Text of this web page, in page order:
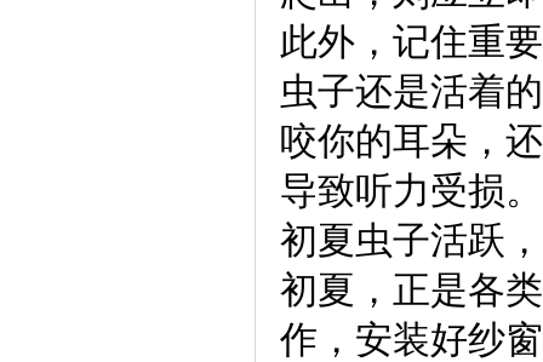
此外，记住重
虫子还是活着
咬你的耳朵，
导致听力受损。
初夏虫子活跃
初夏，正是各
作，安装好纱